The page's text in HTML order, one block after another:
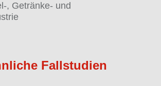
, Getränke- und
Fallstudien